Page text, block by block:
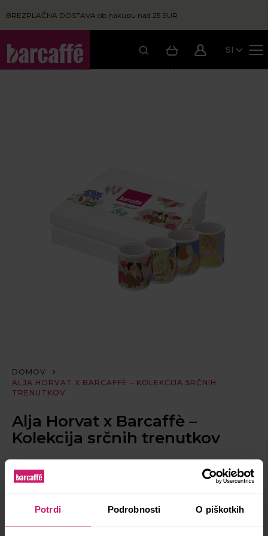
Potrdi Podrobnosti O piškotkih
BREZPLAČNA DOSTAVA ob nakupu nad 25 EUR
Moja košaricaSI
DOMOV
ALJA HORVAT X BARCAFFÈ – KOLEKCIJA SRČNIH
TRENUTKOV
Alja Horvat x Barcaffè –
Kolekcija srčnih trenutkov
30,00 EUR
Ob 55. obletnici Barcaffè je umetnica Alja Horvat